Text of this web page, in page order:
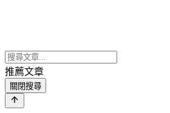
推薦文章
關閉搜尋